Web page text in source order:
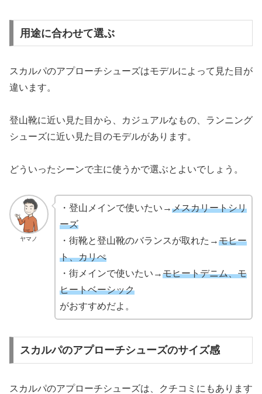
用途に合わせて選ぶ
スカルパのアプローチシューズはモデルによって見た目が
違います。
登山靴に近い見た目から、カジュアルなもの、ランニング
シューズに近い見た目のモデルがあります。
どういったシーンで主に使うかで選ぶとよいでしょう。
ヤマノ
・登山メインで使いたい→メスカリートシリ
ーズ
・街靴と登山靴のバランスが取れた→モヒー
ト、カリぺ
・街メインで使いたい→モヒートデニム、モ
ヒートベーシック
がおすすめだよ。
スカルパのアプローチシューズのサイズ感
スカルパのアプローチシューズは、クチコミにもあります